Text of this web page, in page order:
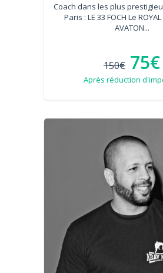
Coach dans les plus
Paris : LE 33 FOCH Le
AVATON...
150€ 75€
Après réduction